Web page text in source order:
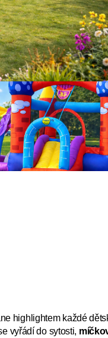
highlightem každé
vyřádí do sytosti,